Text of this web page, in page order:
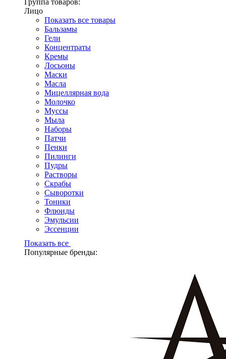
Группа товаров:
Лицо
Показать все товары
Бальзамы
Гели
Концентраты
Кремы
Лосьоны
Маски
Масла
Мицеллярная вода
Молочко
Муссы
Мыла
Наборы
Патчи
Пенки
Пилинги
Пудры
Растворы
Скрабы
Сыворотки
Тоники
Флюиды
Эмульсии
Эссенции
Показать все
Популярные бренды: